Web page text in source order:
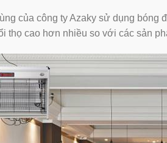
của công ty Azaky sử dụng bóng
thọ cao hơn nhiều so với các sản